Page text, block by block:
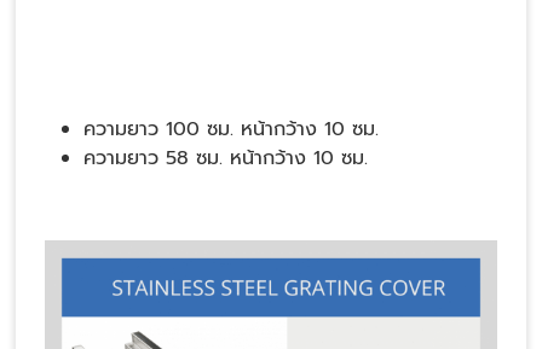
ความยาว 100 ซม. หน้ากว้าง 10 ซม.
ความยาว 58 ซม. หน้ากว้าง 10 ซม.